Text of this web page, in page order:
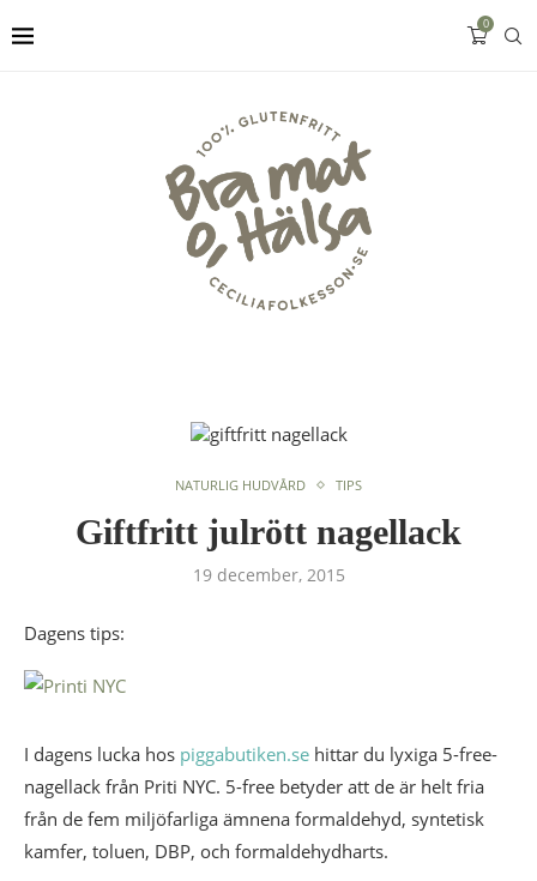
0
NATURLIG HUDVÅRD TIPS
Giftfritt julrött nagellack
19 december, 2015
Dagens tips:
I dagens lucka hos piggabutiken.se hittar du lyxiga 5-free-
nagellack från Priti NYC. 5-free betyder att de är helt fria
från de fem miljöfarliga ämnena formaldehyd, syntetisk
kamfer, toluen, DBP, och formaldehydharts.